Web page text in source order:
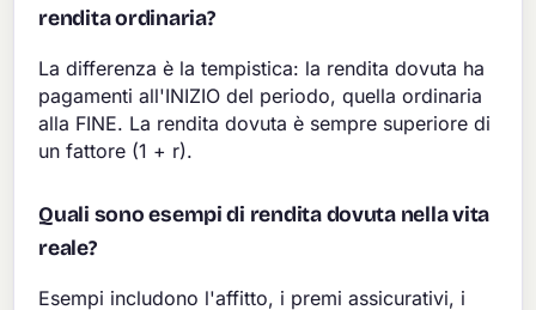
rendita ordinaria?
La differenza è la tempistica: la rendita dovuta ha
pagamenti all'INIZIO del periodo, quella ordinaria
alla FINE. La rendita dovuta è sempre superiore di
un fattore (1 + r).
Quali sono esempi di rendita dovuta nella vita
reale?
Esempi includono l'affitto, i premi assicurativi, i